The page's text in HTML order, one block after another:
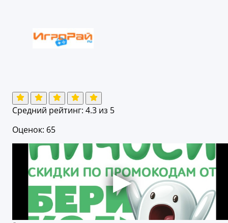
Средний рейтинг: 4.3 из 5
Оценок: 65